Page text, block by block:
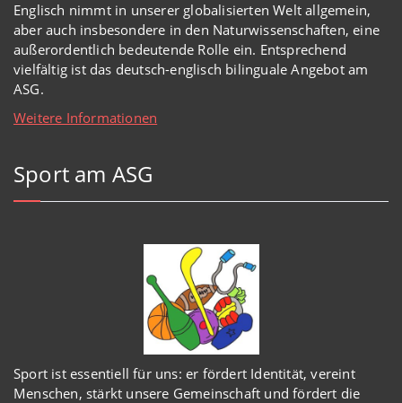
Englisch nimmt in unserer globalisierten Welt allgemein,
aber auch insbesondere in den Naturwissenschaften, eine
außerordentlich bedeutende Rolle ein. Entsprechend
vielfältig ist das deutsch-englisch bilinguale Angebot am
ASG.
Weitere Informationen
Sport am ASG
Sport ist essentiell für uns: er fördert Identität, vereint
Menschen, stärkt unsere Gemeinschaft und fördert die